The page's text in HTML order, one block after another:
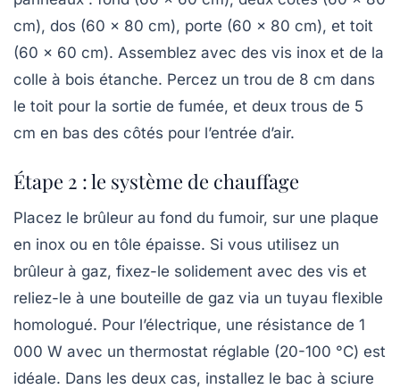
cm), dos (60 x 80 cm), porte (60 x 80 cm), et toit
(60 x 60 cm). Assemblez avec des vis inox et de la
colle à bois étanche. Percez un trou de 8 cm dans
le toit pour la sortie de fumée, et deux trous de 5
cm en bas des côtés pour l’entrée d’air.
Étape 2 : le système de chauffage
Placez le brûleur au fond du fumoir, sur une plaque
en inox ou en tôle épaisse. Si vous utilisez un
brûleur à gaz, fixez-le solidement avec des vis et
reliez-le à une bouteille de gaz via un tuyau flexible
homologué. Pour l’électrique, une résistance de 1
000 W avec un thermostat réglable (20-100 °C) est
idéale. Dans les deux cas, installez le bac à sciure